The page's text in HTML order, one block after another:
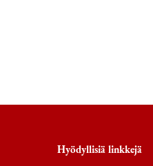
Hyödyllisiä linkkejä